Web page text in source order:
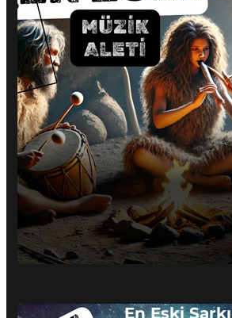
En Eski Şarkı